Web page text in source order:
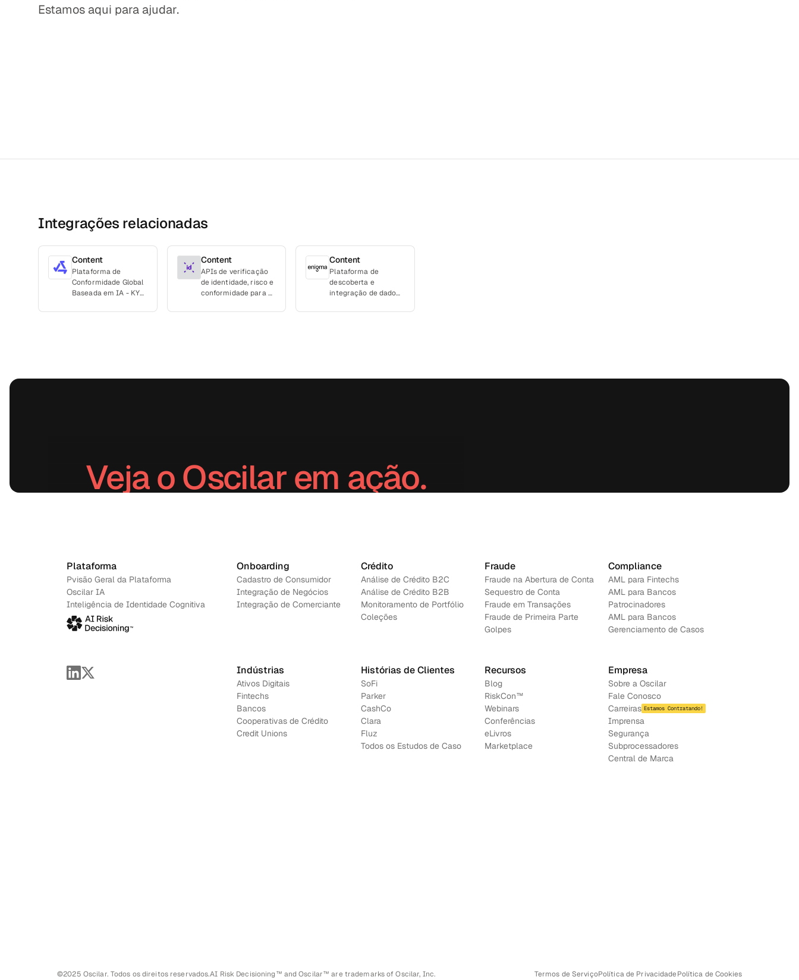
Estamos aqui para ajudar.
Integrações relacionadas
Content
Plataforma de
Conformidade Global
Baseada em IA - KYB
Content
APIs de verificação
de identidade, risco e
conformidade para o
Content
Plataforma de
descoberta e
integração de dados
Veja o Oscilar em ação.
Plataforma
Pvisão Geral da Plataforma
Oscilar IA
Inteligência de Identidade Cognitiva
Onboarding
Cadastro de Consumidor
Integração de Negócios
Integração de Comerciante
Crédito
Análise de Crédito B2C
Análise de Crédito B2B
Monitoramento de Portfólio
Coleções
Fraude
Fraude na Abertura de Conta
Sequestro de Conta
Fraude em Transações
Fraude de Primeira Parte
Golpes
Compliance
AML para Fintechs
AML para Bancos
Patrocinadores
AML para Bancos
Gerenciamento de Casos
Indústrias
Ativos Digitais
Fintechs
Bancos
Cooperativas de Crédito
Credit Unions
Histórias de Clientes
SoFi
Parker
CashCo
Clara
Fluz
Todos os Estudos de Caso
Recursos
Blog
RiskCon™
Webinars
Conferências
eLivros
Marketplace
Empresa
Sobre a Oscilar
Fale Conosco
Carreiras Estamos Contratando!
Imprensa
Segurança
Subprocessadores
Central de Marca
©2025 Oscilar. Todos os direitos reservados.AI Risk Decisioning™ and Oscilar™ are trademarks of Oscilar, Inc. Termos de ServiçoPolítica de PrivacidadePolítica de Cookies